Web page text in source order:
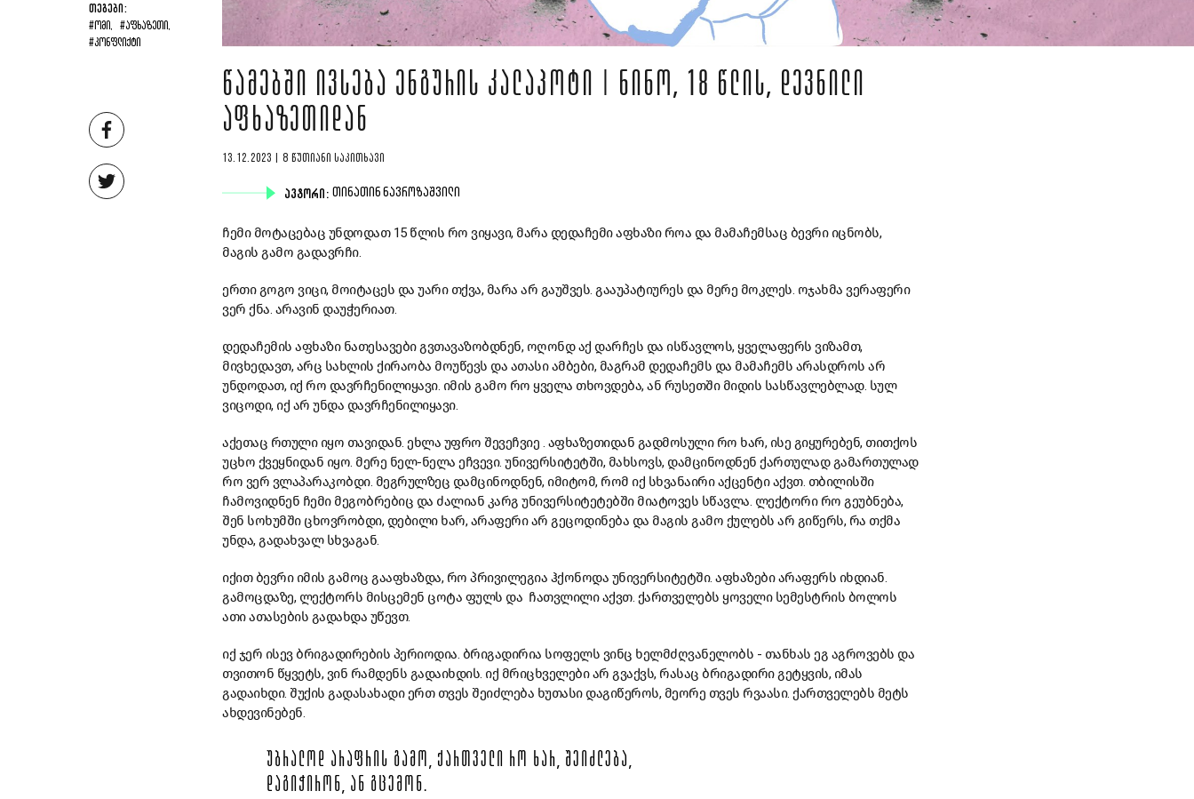
ᲗᲔᲒᲔᲑᲘ:
#ᲝᲛᲘ, #ᲐᲤᲮᲐᲖᲔᲗᲘ,
#ᲙᲝᲜᲤᲚᲘᲥᲢᲘ
ᲬᲐᲛᲔᲑᲨᲘ ᲘᲕᲡᲔᲑᲐ ᲔᲜᲒᲣᲠᲘᲡ ᲙᲐᲚᲐᲞᲝᲢᲘ | ᲜᲘᲜᲝ, 18 ᲬᲚᲘᲡ, ᲓᲔᲕᲜᲘᲚᲘ
ᲐᲤᲮᲐᲖᲔᲗᲘᲓᲐᲜ
13.12.2023 | 8 ᲬᲣᲗᲘᲐᲜᲘ ᲡᲐᲙᲘᲗᲮᲐᲕᲘ
ᲐᲕᲢᲝᲠᲘ: ᲗᲘᲜᲐᲗᲘᲜ ᲜᲐᲕᲠᲝᲖᲐᲨᲕᲘᲚᲘ
ჩემი მოტაცებაც უნდოდათ 15 წლის რო ვიყავი, მარა დედაჩემი აფხაზი როა და მამაჩემსაც ბევრი იცნობს,
მაგის გამო გადავრჩი.
ერთი გოგო ვიცი, მოიტაცეს და უარი თქვა, მარა არ გაუშვეს. გააუპატიურეს და მერე მოკლეს. ოჯახმა ვერაფერი
ვერ ქნა. არავინ დაუჭერიათ.
დედაჩემის აფხაზი ნათესავები გვთავაზობდნენ, ოღონდ აქ დარჩეს და ისწავლოს, ყველაფერს ვიზამთ,
მივხედავთ, არც სახლის ქირაობა მოუწევს და ათასი ამბები, მაგრამ დედაჩემს და მამაჩემს არასდროს არ
უნდოდათ, იქ რო დავრჩენილიყავი. იმის გამო რო ყველა თხოვდება, ან რუსეთში მიდის სასწავლებლად. სულ
ვიცოდი, იქ არ უნდა დავრჩენილიყავი.
აქეთაც რთული იყო თავიდან. ეხლა უფრო შევეჩვიე . აფხაზეთიდან გადმოსული რო ხარ, ისე გიყურებენ, თითქოს
უცხო ქვეყნიდან იყო. მერე ნელ-ნელა ეჩვევი. უნივერსიტეტში, მახსოვს, დამცინოდნენ ქართულად გამართულად
რო ვერ ვლაპარაკობდი. მეგრულზეც დამცინოდნენ, იმიტომ, რომ იქ სხვანაირი აქცენტი აქვთ. თბილისში
ჩამოვიდნენ ჩემი მეგობრებიც და ძალიან კარგ უნივერსიტეტებში მიატოვეს სწავლა. ლექტორი რო გეუბნება,
შენ სოხუმში ცხოვრობდი, დებილი ხარ, არაფერი არ გეცოდინება და მაგის გამო ქულებს არ გიწერს, რა თქმა
უნდა, გადახვალ სხვაგან.
იქით ბევრი იმის გამოც გააფხაზდა, რო პრივილეგია ჰქონოდა უნივერსიტეტში. აფხაზები არაფერს იხდიან.
გამოცდაზე, ლექტორს მისცემენ ცოტა ფულს და ჩათვლილი აქვთ. ქართველებს ყოველი სემესტრის ბოლოს
ათი ათასების გადახდა უწევთ.
იქ ჯერ ისევ ბრიგადირების პერიოდია. ბრიგადირია სოფელს ვინც ხელმძღვანელობს - თანხას ეგ აგროვებს და
თვითონ წყვეტს, ვინ რამდენს გადაიხდის. იქ მრიცხველები არ გვაქვს, რასაც ბრიგადირი გეტყვის, იმას
გადაიხდი. შუქის გადასახადი ერთ თვეს შეიძლება ხუთასი დაგიწეროს, მეორე თვეს რვაასი. ქართველებს მეტს
ახდევინებენ.
ᲣᲑᲠᲐᲚᲝᲓ ᲐᲠᲐᲤᲠᲘᲡ ᲒᲐᲛᲝ, ᲥᲐᲠᲗᲕᲔᲚᲘ ᲠᲝ ᲮᲐᲠ, ᲨᲔᲘᲫᲚᲔᲑᲐ,
ᲓᲐᲒᲘᲭᲘᲠᲝᲜ, ᲐᲜ ᲒᲪᲔᲛᲝᲜ.